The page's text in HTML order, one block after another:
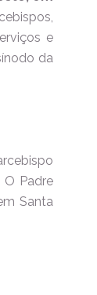
e
da
O Padre
Santa